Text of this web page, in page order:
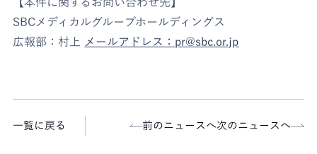
SBCメディカルグループホールディングス
広報部：村上
メールアドレス： pr@sbc.or.jp
一覧に戻る 前のニュースへ次のニュースへ